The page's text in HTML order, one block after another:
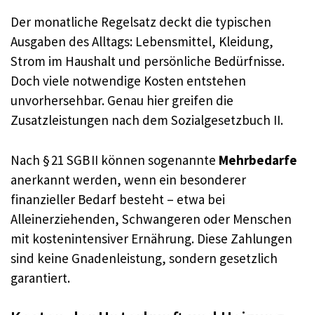
Der monatliche Regelsatz deckt die typischen
Ausgaben des Alltags: Lebensmittel, Kleidung,
Strom im Haushalt und persönliche Bedürfnisse.
Doch viele notwendige Kosten entstehen
unvorhersehbar. Genau hier greifen die
Zusatzleistungen nach dem Sozialgesetzbuch II.
Nach § 21 SGB II können sogenannte Mehrbedarfe
anerkannt werden, wenn ein besonderer
finanzieller Bedarf besteht – etwa bei
Alleinerziehenden, Schwangeren oder Menschen
mit kostenintensiver Ernährung. Diese Zahlungen
sind keine Gnadenleistung, sondern gesetzlich
garantiert.